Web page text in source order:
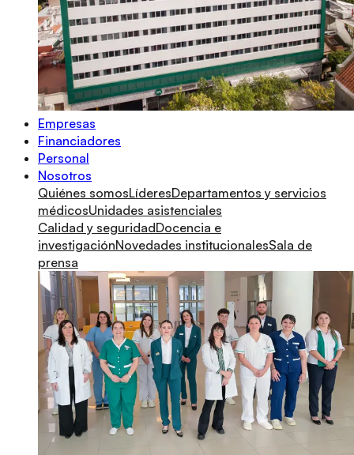
Empresas
Financiadores
Personal
Nosotros
Quiénes somosLíderesDepartamentos y servicios
médicosUnidades asistenciales
Calidad y seguridadDocencia e
investigaciónNovedades institucionalesSala de
prensa